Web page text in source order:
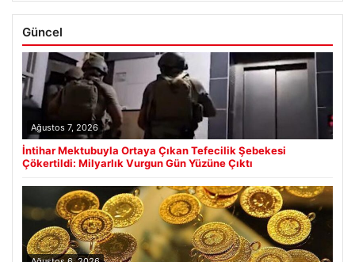
Güncel
Ağustos 7, 2026
İntihar Mektubuyla Ortaya Çıkan Tefecilik Şebekesi
Çökertildi: Milyarlık Vurgun Gün Yüzüne Çıktı